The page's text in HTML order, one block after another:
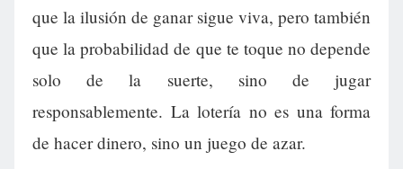
que la ilusión de ganar sigue viva, pero también
que la probabilidad de que te toque no depende
solo de la suerte, sino de jugar
responsablemente. La lotería no es una forma
de hacer dinero, sino un juego de azar.